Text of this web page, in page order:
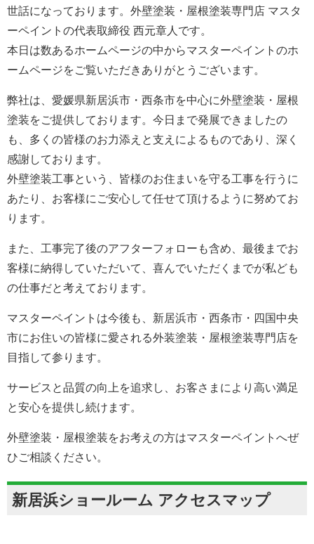
世話になっております。外壁塗装・屋根塗装専門店 マスタ
ーペイントの代表取締役 西元章人です。
本日は数あるホームページの中からマスターペイントのホ
ームページをご覧いただきありがとうございます。
弊社は、愛媛県新居浜市・西条市を中心に外壁塗装・屋根
塗装をご提供しております。今日まで発展できましたの
も、多くの皆様のお力添えと支えによるものであり、深く
感謝しております。
外壁塗装工事という、皆様のお住まいを守る工事を行うに
あたり、お客様にご安心して任せて頂けるように努めてお
ります。
また、工事完了後のアフターフォローも含め、最後までお
客様に納得していただいて、喜んでいただくまでが私ども
の仕事だと考えております。
マスターペイントは今後も、新居浜市・西条市・四国中央
市にお住いの皆様に愛される外装塗装・屋根塗装専門店を
目指して参ります。
サービスと品質の向上を追求し、お客さまにより高い満足
と安心を提供し続けます。
外壁塗装・屋根塗装をお考えの方はマスターペイントへぜ
ひご相談ください。
新居浜ショールーム アクセスマップ